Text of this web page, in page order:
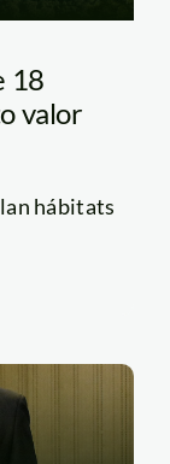
18
valor
hábitats